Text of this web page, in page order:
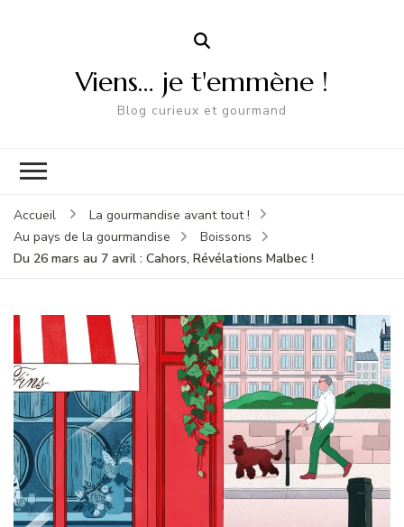
Viens… je t'emmène !
Blog curieux et gourmand
Accueil
La gourmandise avant tout !
Au pays de la gourmandise
Boissons
Du 26 mars au 7 avril : Cahors, Révélations Malbec !